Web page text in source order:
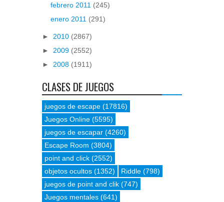
febrero 2011 (245)
enero 2011 (291)
► 2010 (2867)
► 2009 (2552)
► 2008 (1911)
CLASES DE JUEGOS
juegos de escape (17816)
Juegos Online (5595)
juegos de escapar (4260)
Escape Room (3804)
point and click (2552)
objetos ocultos (1352) Riddle (798)
juegos de point and clik (747)
Juegos mentales (641)